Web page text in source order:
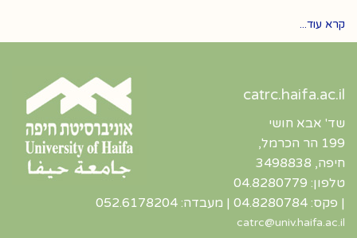
קרא עוד...
catrc.haifa.ac.il
שד' אבא חושי
199 הר הכרמל,
חיפה, 3498838
טלפון: 04.8280779
| פקס: 04.8280784 | מעבדה: 052.6178204
catrc@univ.haifa.ac.il